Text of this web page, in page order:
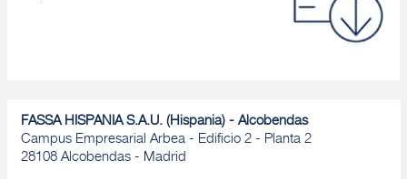
FASSA HISPANIA S.A.U. (Hispania) - Alcobendas
Campus Empresarial Arbea - Edificio 2 - Planta 2
28108 Alcobendas - Madrid